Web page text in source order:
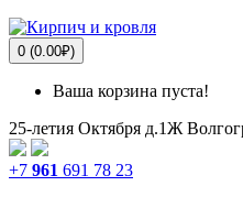
0 (0.00₽)
Ваша корзина пуста!
25-летия Октября д.1Ж
+7 961 691 78 23